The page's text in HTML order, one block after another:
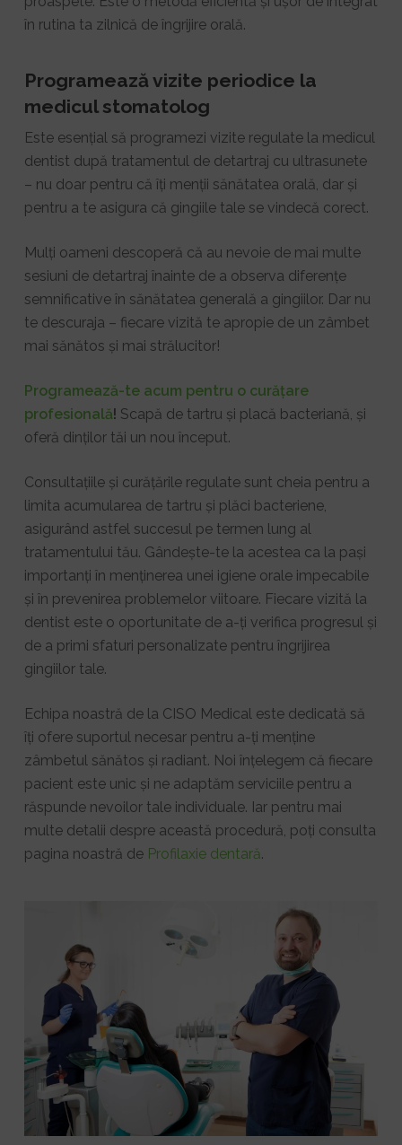
în rutina ta zilnică de îngrijire orală.
Programează vizite periodice la
medicul stomatolog
Este esențial să programezi vizite regulate la medicul
dentist după tratamentul de detartraj cu ultrasunete
– nu doar pentru că îți menții sănătatea orală, dar și
pentru a te asigura că gingiile tale se vindecă corect.
Mulți oameni descoperă că au nevoie de mai multe
sesiuni de detartraj înainte de a observa diferențe
semnificative în sănătatea generală a gingiilor. Dar nu
te descuraja – fiecare vizită te apropie de un zâmbet
mai sănătos și mai strălucitor!
Programează-te acum pentru o curățare
profesională! Scapă de tartru și placă bacteriană, și
oferă dinților tăi un nou început.
Consultațiile și curățările regulate sunt cheia pentru a
limita acumularea de tartru și plăci bacteriene,
asigurând astfel succesul pe termen lung al
tratamentului tău. Gândește-te la acestea ca la pași
importanți în menținerea unei igiene orale impecabile
și în prevenirea problemelor viitoare. Fiecare vizită la
dentist este o oportunitate de a-ți verifica progresul și
de a primi sfaturi personalizate pentru îngrijirea
gingiilor tale.
Echipa noastră de la CISO Medical este dedicată să
îți ofere suportul necesar pentru a-ți menține
zâmbetul sănătos și radiant. Noi înțelegem că fiecare
pacient este unic și ne adaptăm serviciile pentru a
răspunde nevoilor tale individuale. Iar pentru mai
multe detalii despre această procedură, poți consulta
pagina noastră de Profilaxie dentară.